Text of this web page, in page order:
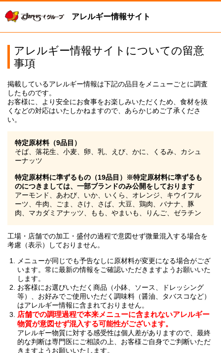
アレルギー情報サイト
アレルギー情報サイトについての留意
事項
掲載しているアレルギー情報は下記の品目をメニューごとに調査
したものです。
お客様に、より安全にお食事をお楽しみいただくため、食材を抜
くなどの対応はいたしかねますので、あらかじめご了承くださ
い。
特定原材料（9品目）
そば、落花生、小麦、卵、乳、えび、かに、くるみ、カシュ
ーナッツ
特定原材料に準ずるもの（19品目）※特定原材料に準ずるも
のにつきましては、一部ブランドのみ公開をしております
アーモンド、あわび、いか、いくら、オレンジ、キウイフル
ーツ、牛肉、ごま、さけ、さば、大豆、鶏肉、バナナ、豚
肉、マカダミアナッツ、もも、やまいも、りんご、ゼラチン
工場・店舗での加工・盛付の過程で意図せず微量混入する場合を
考慮（表示）しておりません。
メニューが同じでも予告なしに原材料が変更になる場合がござ
います。常に最新の情報をご確認いただきますようお願いいた
します。
お客様にお選びいただく商品（小鉢、ソース、ドレッシング
等）、お好みでご使用いただく調味料（醤油、タバスコなど）
はアレルギー情報に含まれておりません。
店舗での調理過程で本来メニューに含まれないアレルギー
物質が意図せず混入する可能性がございます。
アレルギー物質に対する感受性は個人差がありますので、最終
的な判断は専門医にご相談の上、お客様ご自身でご判断いただ
きますようお願いいたします。